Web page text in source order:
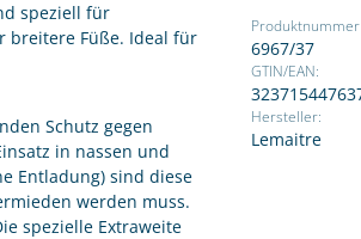
6967/37
GTIN/EAN:
Hersteller:
Lemaitre
speziell für
breitere Füße. Ideal für
Schutz gegen
in nassen und
Entladung) sind diese
werden muss.
spezielle Extraweite